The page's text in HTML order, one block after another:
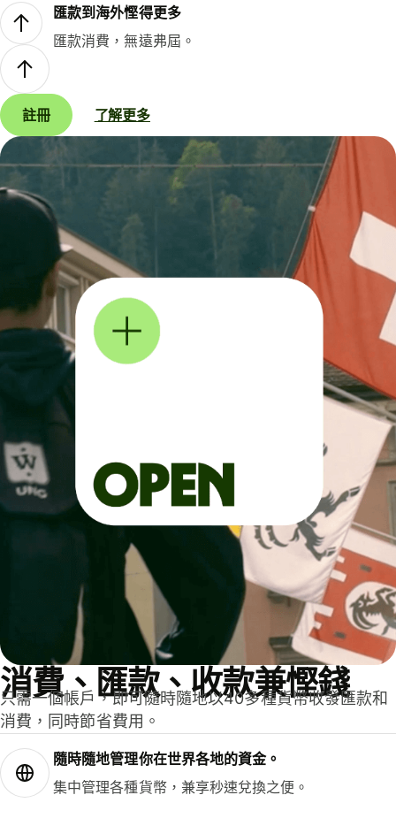
匯款到海外慳得更多
匯款消費，無遠弗屆。
註冊 了解更多
消費、匯款、收款兼慳錢
只需一個帳戶，即可隨時隨地以40多種貨幣收發匯款和
消費，同時節省費用。
隨時隨地管理你在世界各地的資金。
集中管理各種貨幣，兼享秒速兌換之便。